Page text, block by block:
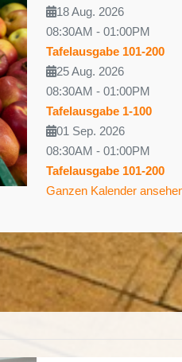
18 Aug. 2026
08:30AM - 01:00PM
Tafelausgabe 101-200
25 Aug. 2026
08:30AM - 01:00PM
Tafelausgabe 1-100
01 Sep. 2026
08:30AM - 01:00PM
Tafelausgabe 101-200
Ganzen Kalender